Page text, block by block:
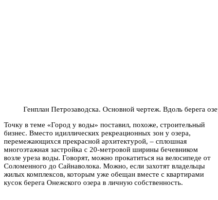
Генплан Петрозаводска. Основной чертеж. Вдоль берега
Точку в теме «Город у воды» поставил, похоже, строительный
бизнес. Вместо идиллических рекреационных зон у озера,
перемежающихся прекрасной архитектурой, – сплошная
многоэтажная застройка с 20-метровой ширины бечевником
возле уреза воды. Говорят, можно прокатиться на велосипеде от
Соломенного до Сайнаволока. Можно, если захотят владельцы
жилых комплексов, которым уже обещан вместе с квартирами
кусок берега Онежского озера в личную собственность.